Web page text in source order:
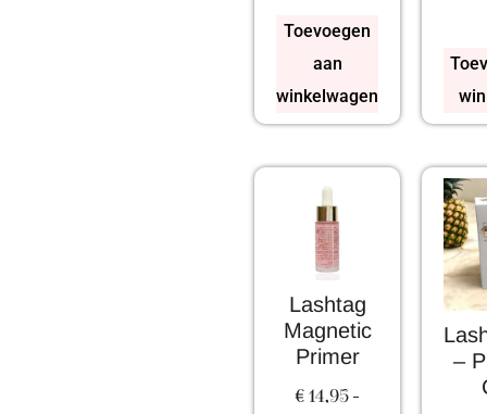
Toevoegen
aan
winkelwagen
Lashtag
Magnetic
Primer
€14,95-
–